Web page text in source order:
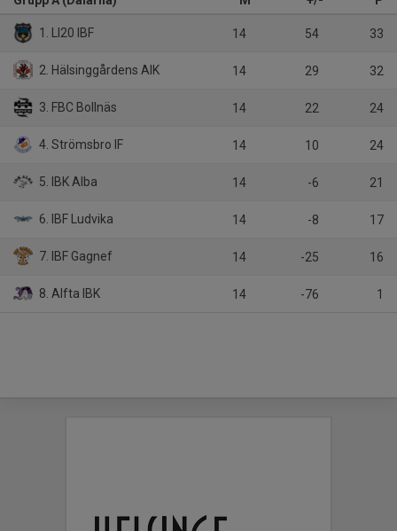
1. LI20 IBF 14 54 33
2. Hälsinggårdens AIK 14 29 32
3. FBC Bollnäs 14 22 24
4. Strömsbro IF 14 10 24
5. IBK Alba 14 -6 21
6. IBF Ludvika 14 -8 17
7. IBF Gagnef 14 -25 16
8. Alfta IBK 14 -76 1